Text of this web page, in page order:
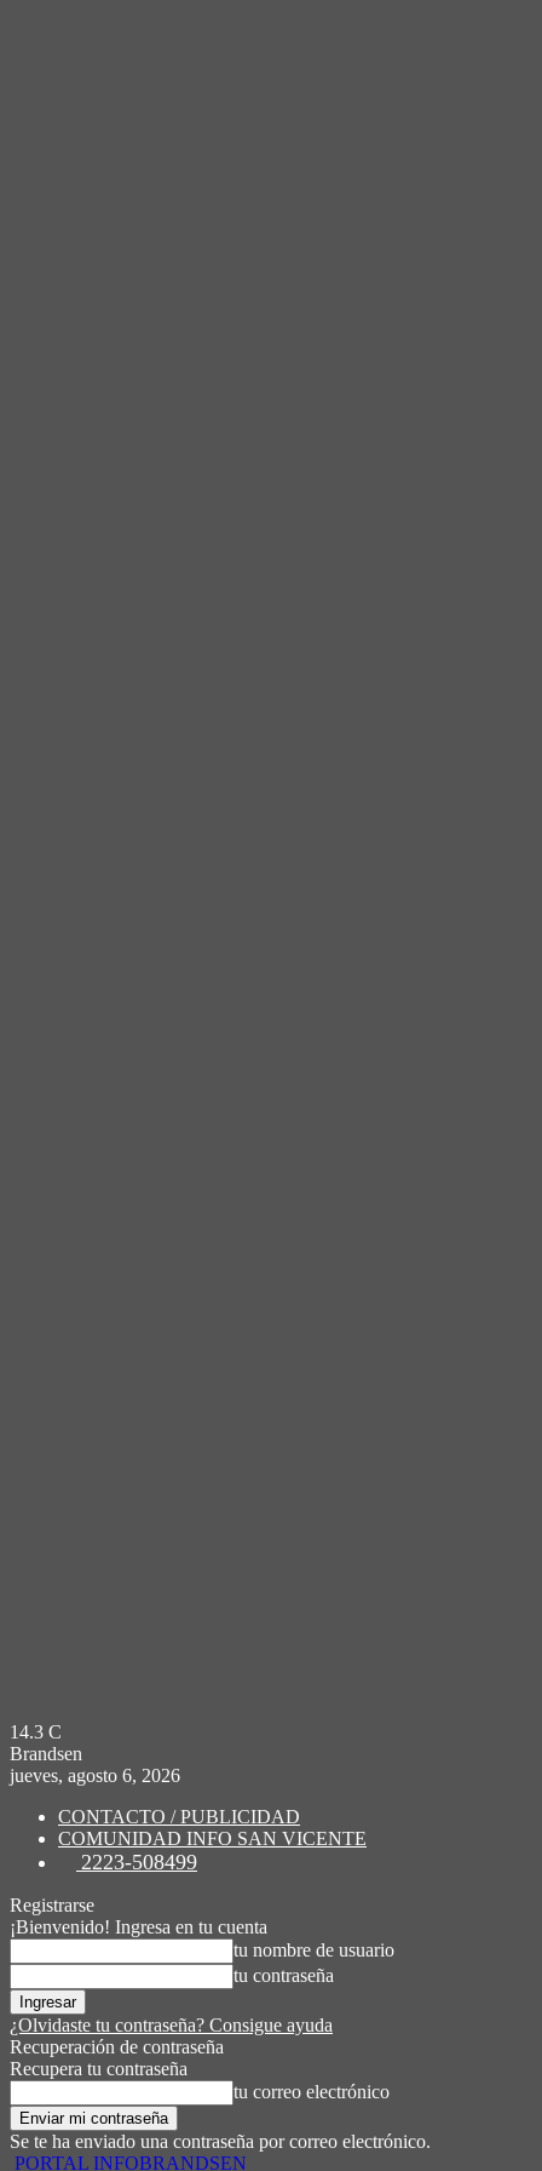
14.3 C
Brandsen
jueves, agosto 6, 2026
CONTACTO / PUBLICIDAD
COMUNIDAD INFO SAN VICENTE
2223-508499
Registrarse
¡Bienvenido! Ingresa en tu cuenta
tu nombre de usuario
tu contraseña
¿Olvidaste tu contraseña? Consigue ayuda
Recuperación de contraseña
Recupera tu contraseña
tu correo electrónico
Se te ha enviado una contraseña por correo electrónico.
PORTAL INFOBRANDSEN